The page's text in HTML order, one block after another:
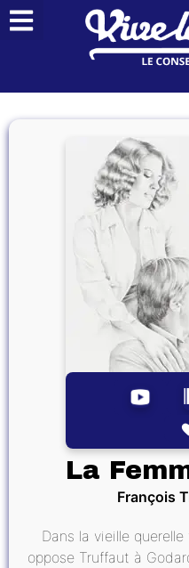
La
François
Dans la vieille
oppose Truffaut à